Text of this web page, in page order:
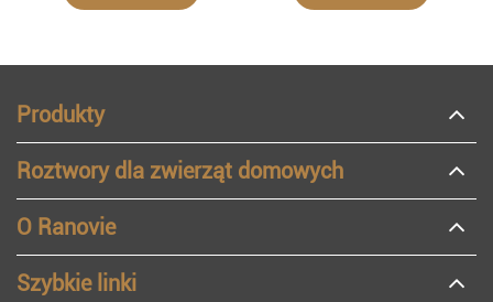
Produkty
Roztwory dla zwierząt domowych
O Ranovie
Szybkie linki